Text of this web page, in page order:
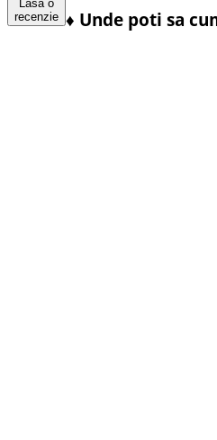
Lasă o
recenzie ♦ Unde poti sa